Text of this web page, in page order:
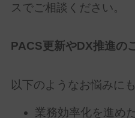
スでご相談ください。
PACS更新やDX推進の
以下のようなお悩みに
業務効率化を進め